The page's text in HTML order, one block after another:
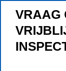
VRAAG